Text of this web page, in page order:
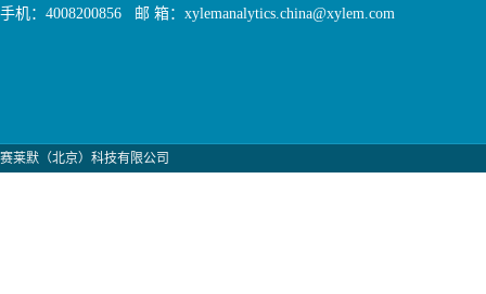
手机：4008200856 邮 箱：xylemanalytics.china@xylem.com
赛莱默（北京）科技有限公司